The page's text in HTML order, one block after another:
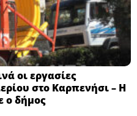
οι εργασίες
στο Καρπενήσι – Η
ο δήμος